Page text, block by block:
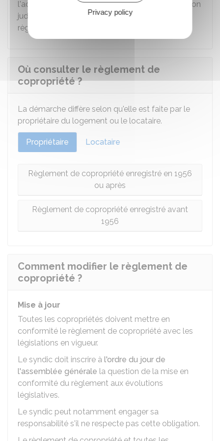
l'accord de la copropriété pour engager une action
judiciaire afin de faire respecter les clauses du
règlement de copropriété.
Où consulter le règlement de
copropriété ?
La démarche diffère selon qu'elle est faite par le
propriétaire du logement ou le locataire.
Propriétaire Locataire
Règlement de copropriété enregistré en 1956
ou après
Règlement de copropriété enregistré avant
1956
Comment modifier le règlement de
copropriété ?
Mise à jour
Toutes les copropriétés doivent mettre en
conformité le règlement de copropriété avec les
législations en vigueur.
Le syndic doit inscrire à l'ordre du jour de
l'assemblée générale la question de la mise en
conformité du règlement aux évolutions
législatives.
Le syndic peut notamment engager sa
responsabilité s'il ne respecte pas cette obligation.
Privacy policy